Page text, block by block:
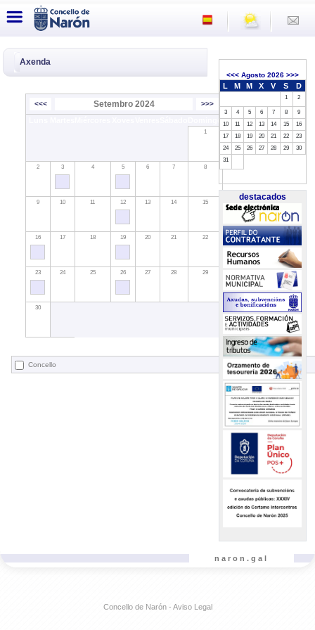
Axenda
<<< Setembro 2024 >>>
Domingo
1
2 3 4 5 6 7 8
9 10 11 12 13 14 15
16 17 18 19 20 21 22
23 24 25 26 27 28 29
30
Concello
<<<Agosto 2026 >>>
L M M X V S D
1 2
3 4 5 6 7 8
9
10
11 12 13 14 15
16
17
18 19 20 21 22
23
24
25 26 27 28 29
30
31
destacados
naron.gal
Concello de Narón - Aviso Legal